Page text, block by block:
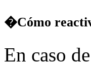
�Cómo
En caso